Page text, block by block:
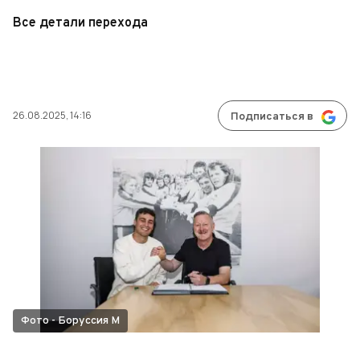
Все детали перехода
26.08.2025, 14:16 Подписаться в
Фото - Боруссия М